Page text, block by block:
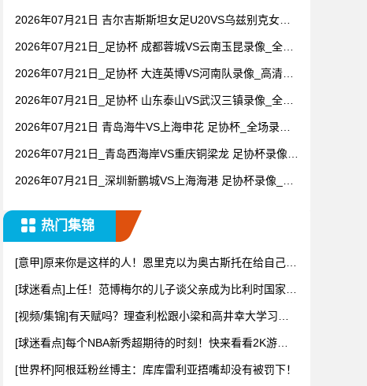
2026年07月21日 吉尔吉斯斯坦女足U20VS乌兹别克女足U
2026年07月21日_足协杯 成都蓉城VS云南玉昆录像_全场
2026年07月21日_足协杯 大连英博VS河南队录像_高清录
2026年07月21日_足协杯 山东泰山VS武汉三镇录像_全场
2026年07月21日 青岛海牛VS上海申花 足协杯_全场录像
2026年07月21日_青岛西海岸VS重庆铜梁龙 足协杯录像_
2026年07月21日_深圳新鹏城VS上海海港 足协杯录像_全
热门集锦
[意甲]原来你是这样的人！恩里克以为奥古斯托在给自己拍
[球迷看点]上任！范博梅尔的儿子谈父亲成为比利时国家队
[视频/集锦]有天赋吗？理查利松跟小梁和高井幸大学习韩
[球迷看点]每个NBA新秀超期待的时刻！快来看看2K游戏
[世界杯]阿根廷粉丝博主：库库雷利亚捂嘴却没有被罚下！